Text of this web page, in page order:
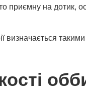
приємну на дотик,
визначається